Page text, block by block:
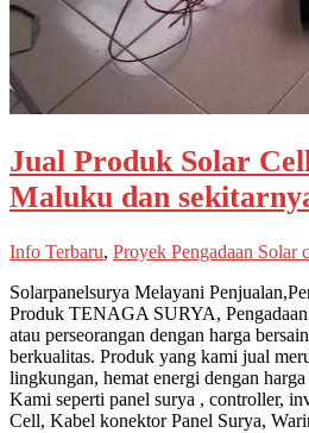
Jual Produk Solar
Maluku dan
Info Terbaru, Proyek Pengadaan Solar
Solarpanelsurya Melayani
Produk TENAGA SURYA,
atau perseorangan dengan harga
berkualitas. Produk yang kami jual
lingkungan, hemat energi dengan
Kami seperti panel surya , controller,
Cell, Kabel konektor Panel Surya,